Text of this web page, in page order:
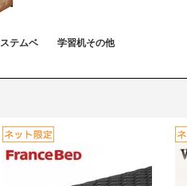
テムベ
学習机その他